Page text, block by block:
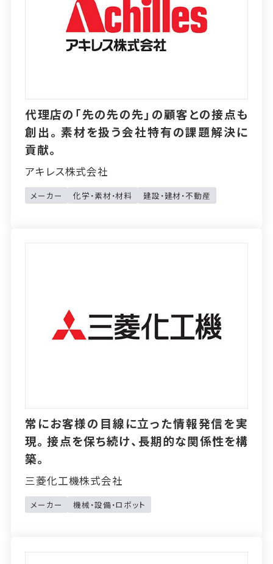
代理店の「先の先の先」の顧客との接点も
創出。素材を扱う会社特有の課題解決に
貢献。
アキレス株式会社
メーカー 化学・素材・材料 建設・建材・不動産
常にお客様の目線に立った情報発信を実
現。接点を保ち続け、長期的な関係性を構
築。
三菱化工機株式会社
メーカー 機械・設備・ロボット